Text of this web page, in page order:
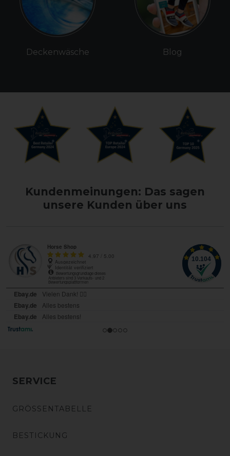
Deckenwäsche Blog
Kundenmeinungen: Das sagen
unsere Kunden über uns
SERVICE
GRÖSSENTABELLE
BESTICKUNG